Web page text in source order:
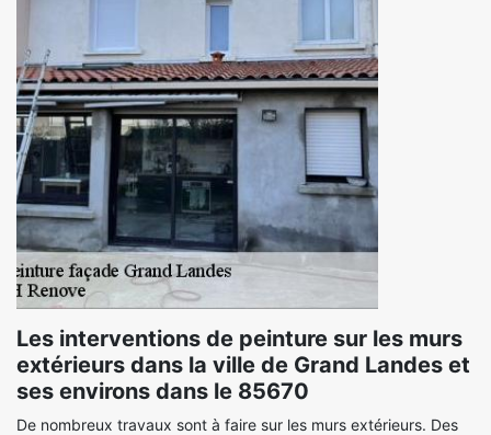
Les interventions de peinture sur les murs
extérieurs dans la ville de Grand Landes et
ses environs dans le 85670
De nombreux travaux sont à faire sur les murs extérieurs. Des